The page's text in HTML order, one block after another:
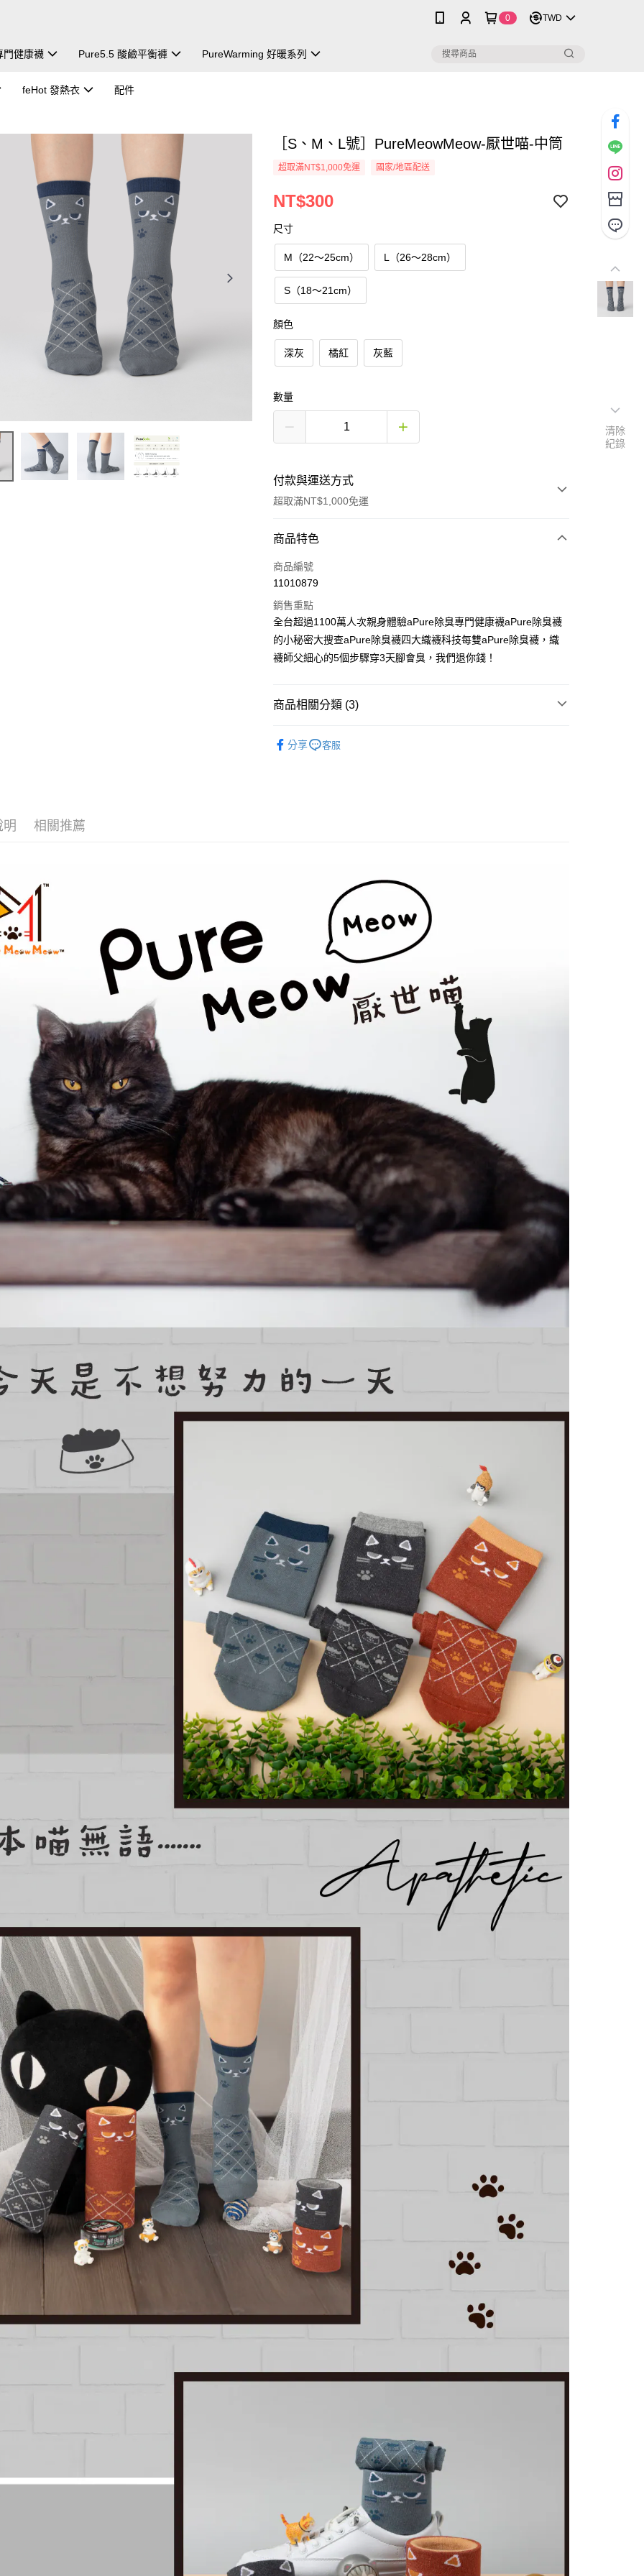
0 TWD
門健康襪 Pure5.5 酸鹼平衡褲 PureWarming 好暖系列
feHot 發熱衣 配件
［S、M、L號］PureMeowMeow-厭世喵-中筒
超取滿NT$1,000免運 國家/地區配送
NT$300
尺寸
M（22～25cm） L（26～28cm）
S（18～21cm）
顏色
深灰 橘紅 灰藍
數量
付款與運送方式
超取滿NT$1,000免運
付款方式
信用卡一次付款
LINE Pay
Apple Pay
Google Pay
運送方式
每筆NT$100，滿NT$1,000(含以上)免運費
付款後7-11取貨
每筆NT$100，滿NT$1,000(含以上)免運費
每筆NT$100，滿NT$1,000(含以上)免運費
香港、澳門順豐速運
商品特色
商品編號
11010879
銷售重點
全台超過1100萬人次親身體驗aPure除臭專門健康襪aPure除臭襪
的小秘密大搜查aPure除臭襪四大織襪科技每雙aPure除臭襪，織
襪師父細心的5個步驟穿3天腳會臭，我們退你錢！
商品相關分類 (3)
分享 客服
明 相關推薦
清除
紀錄